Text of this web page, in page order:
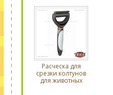
Расческа для
срезки колтунов
для животных